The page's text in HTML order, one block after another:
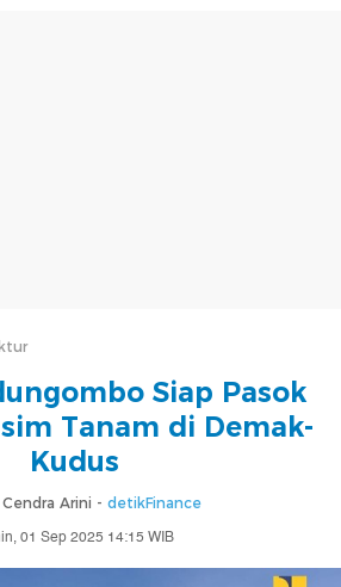
Siap Pasok
Tanam di Demak-
Kudus
Arini - detikFinance
01 Sep 2025 14:15 WIB